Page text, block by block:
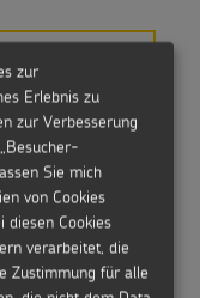
zur
Erlebnis zu
zur Verbesserung
Sie mich
von Cookies
diesen Cookies
verarbeitet, die
Zustimmung für alle